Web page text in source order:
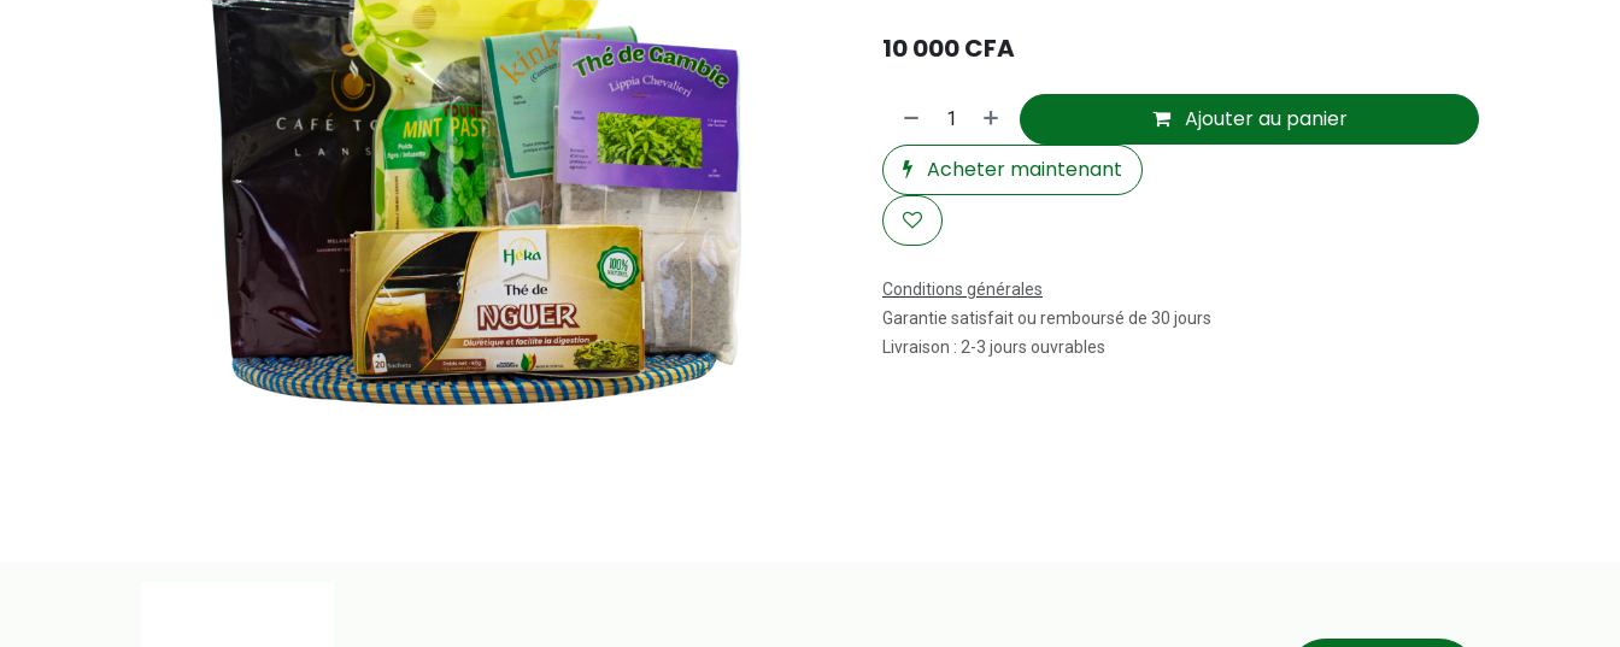
10 000CFA
Ajouter au panier
Acheter maintenant
Conditions générales
Garantie satisfait ou remboursé de 30 jours
Livraison : 2-3 jours ouvrables